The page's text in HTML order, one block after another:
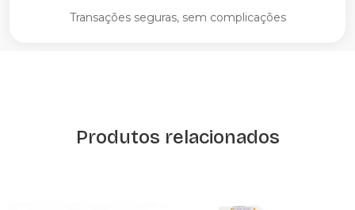
Transações seguras, sem complicações
Produtos relacionados